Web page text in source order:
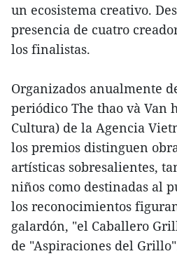
un ecosistema creativo.
presencia de cuatro
los finalistas.
Organizados anualmente
periódico The thao và Van
Cultura) de la Agencia
los premios distinguen
artísticas sobresalientes,
niños como destinadas al
los reconocimientos
galardón, "el Caballero
de "Aspiraciones del